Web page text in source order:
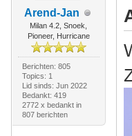
Arend-Jan
Milan 4.2, Snoek,
Pioneer, Hurricane
Berichten: 805
Topics: 1
Lid sinds: Jun 2022
Bedankt: 419
2772 x bedankt in
807 berichten